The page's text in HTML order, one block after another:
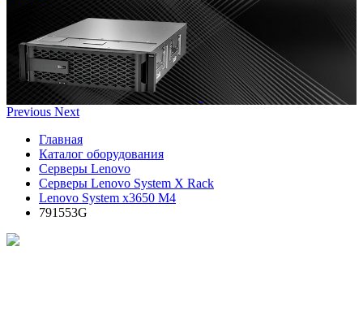
Previous Next
Главная
Каталог оборудования
Серверы Lenovo
Серверы Lenovo System X Rack
Lenovo System x3650 M4
791553G